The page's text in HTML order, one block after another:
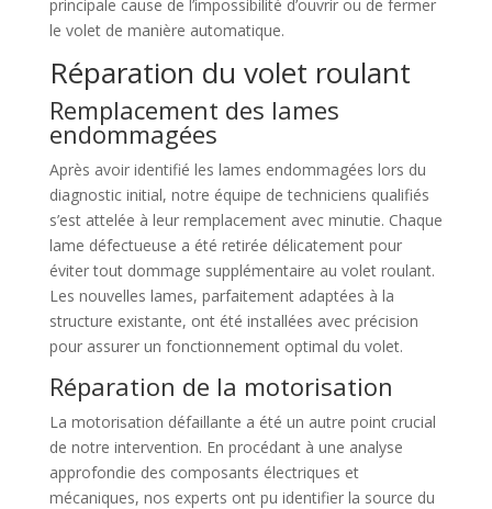
principale cause de l’impossibilité d’ouvrir ou de fermer
le volet de manière automatique.
Réparation du volet roulant
Remplacement des lames
endommagées
Après avoir identifié les lames endommagées lors du
diagnostic initial, notre équipe de techniciens qualifiés
s’est attelée à leur remplacement avec minutie. Chaque
lame défectueuse a été retirée délicatement pour
éviter tout dommage supplémentaire au volet roulant.
Les nouvelles lames, parfaitement adaptées à la
structure existante, ont été installées avec précision
pour assurer un fonctionnement optimal du volet.
Réparation de la motorisation
La motorisation défaillante a été un autre point crucial
de notre intervention. En procédant à une analyse
approfondie des composants électriques et
mécaniques, nos experts ont pu identifier la source du